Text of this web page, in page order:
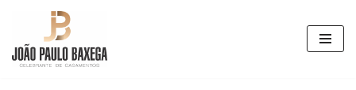
Pular
para